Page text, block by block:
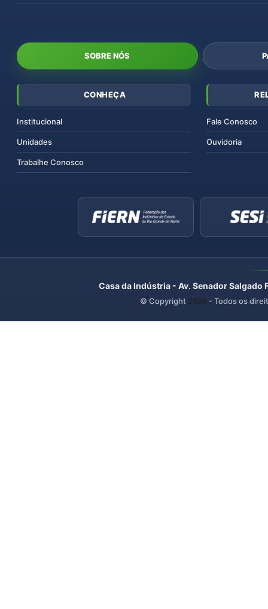
SOBRE NÓS
CONHEÇA
Institucional
Unidades
Trabalhe Conosco
Fale Conosco
Ouvidoria
Casa da Indústria - Av. Senador
© Copyright 2026 - Todos os